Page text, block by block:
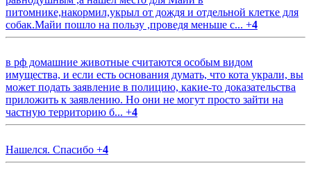
питомнике,накормил,укрыл от дождя и отдельной клетке для
собак.Майи пошло на пользу ,проведя меньше с... +4
в рф домашние животные считаются особым видом
имущества, и если есть основания думать, что кота украли, вы
может подать заявление в полицию, какие-то доказательства
приложить к заявлению. Но они не могут просто зайти на
частную территорию б... +4
Нашелся. Спасибо +4